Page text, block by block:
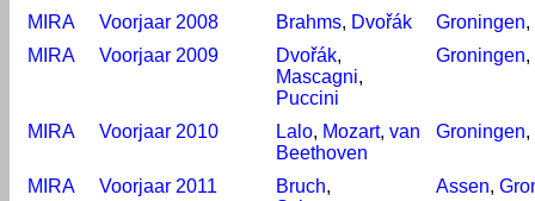
MIRA Voorjaar 2008 Brahms, Dvořák Groningen,
MIRA
Voorjaar 2009 Dvořák,
Mascagni,
Puccini
Groningen,
MIRA Voorjaar 2010 Lalo, Mozart, van
Beethoven
Groningen,
MIRA Voorjaar 2011 Bruch,
Assen,